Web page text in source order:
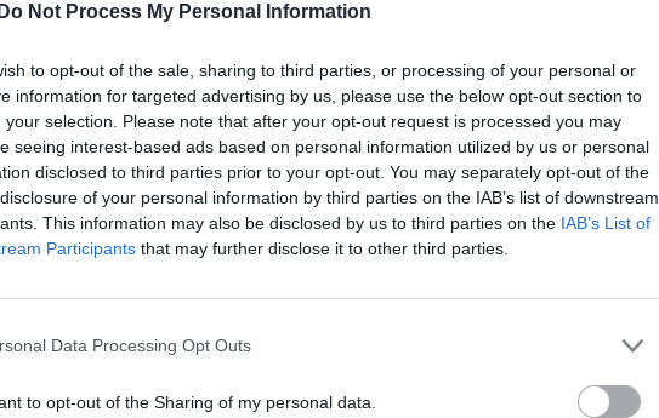
Do Not Process My Personal Information
to opt-out of the sale, sharing to third parties, or processing of your personal or
information for targeted advertising by us, please use the below opt-out section to
your selection. Please note that after your opt-out request is processed you may
seeing interest-based ads based on personal information utilized by us or personal
disclosed to third parties prior to your opt-out. You may separately opt-out of the
of your personal information by third parties on the IAB’s list of downstream
This information may also be disclosed by us to third parties on the IAB’s List of
Participants that may further disclose it to other third parties.
Data Processing Opt Outs
to opt-out of the Sharing of my personal data.